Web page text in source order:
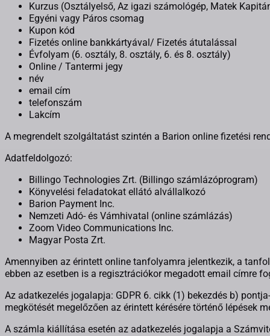
Kurzus (Osztályelső, Az igazi számológép, Matek
Egyéni vagy Páros csomag
Kupon kód
Fizetés online bankkártyával/ Fizetés átutalással
Évfolyam (6. osztály, 8. osztály, 6. és 8. osztály)
Online / Tantermi jegy
név
email cím
telefonszám
Lakcím
A megrendelt szolgáltatást szintén a Barion online fizetési
Adatfeldolgozó:
Billingo Technologies Zrt. (Billingo számlázóprogram)
Könyvelési feladatokat ellátó alvállalkozó
Barion Payment Inc.
Nemzeti Adó- és Vámhivatal (online számlázás)
Zoom Video Communications Inc.
Magyar Posta Zrt.
Amennyiben az érintett online tanfolyamra jelentkezik, a
ebben az esetben is a regisztrációkor megadott email címre
Az adatkezelés jogalapja: GDPR 6. cikk (1) bekezdés b)
megkötését megelőzően az érintett kérésére történő lépések
A számla kiállítása esetén az adatkezelés jogalapja a